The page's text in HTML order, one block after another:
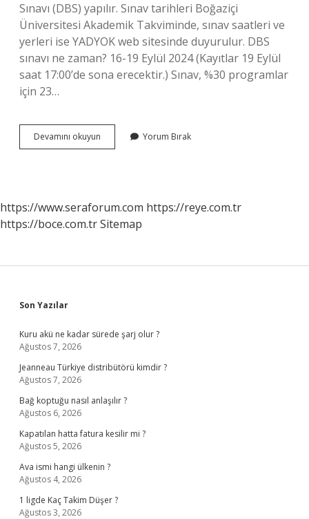
Sınavı (DBS) yapılır. Sınav tarihleri ​​Boğaziçi
Üniversitesi Akademik Takviminde, sınav saatleri ve
yerleri ise YADYOK web sitesinde duyurulur. DBS
sınavı ne zaman? 16-19 Eylül 2024 (Kayıtlar 19 Eylül
saat 17:00’de sona erecektir.) Sınav, %30 programlar
için 23…
Devamını okuyun
Ne
Yorum Bırak
https://www.seraforum.com https://reye.com.tr
https://boce.com.trSitemap
Sidebar
Son Yazılar
Kuru akü ne kadar sürede şarj olur ?
Ağustos 7, 2026
Jeanneau Türkiye distribütörü kimdir ?
Ağustos 7, 2026
Bağ koptuğu nasıl anlaşılır ?
Ağustos 6, 2026
Kapatılan hatta fatura kesilir mi ?
Ağustos 5, 2026
Ava ismi hangi ülkenin ?
Ağustos 4, 2026
1 ligde Kaç Takim Düşer ?
Ağustos 3, 2026